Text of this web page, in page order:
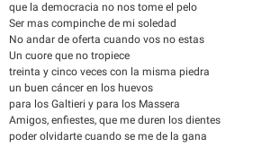
que la democracia no nos tome el pelo
Ser mas compinche de mi soledad
No andar de oferta cuando vos no estas
Un cuore que no tropiece
treinta y cinco veces con la misma piedra
un buen cáncer en los huevos
para los Galtieri y para los Massera
Amigos, enfiestes, que me duren los dientes
poder olvidarte cuando se me de la gana